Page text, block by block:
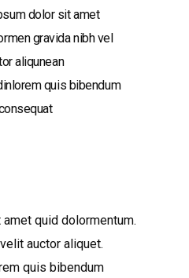
dolor sit amet
gravida nibh vel
aliqunean
quis bibendum
quid dolormentum.
auctor aliquet.
quis bibendum